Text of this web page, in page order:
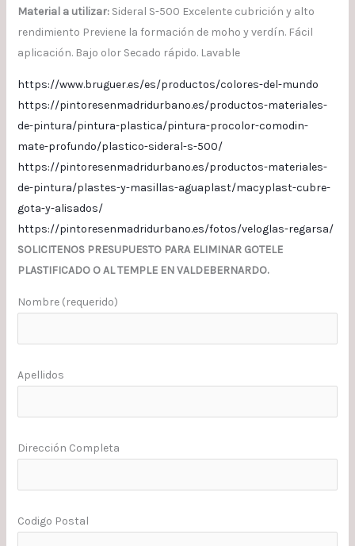
Material a utilizar:Sideral S-500 Excelente cubrición y alto
rendimiento Previene la formación de moho y verdín. Fácil
aplicación. Bajo olor Secado rápido. Lavable
https://www.bruguer.es/es/productos/colores-del-mundo
https://pintoresenmadridurbano.es/productos-materiales-
de-pintura/pintura-plastica/pintura-procolor-comodin-
mate-profundo/plastico-sideral-s-500/
https://pintoresenmadridurbano.es/productos-materiales-
de-pintura/plastes-y-masillas-aguaplast/macyplast-cubre-
gota-y-alisados/
https://pintoresenmadridurbano.es/fotos/veloglas-regarsa/
SOLICITENOS PRESUPUESTO PARA ELIMINAR GOTELE
PLASTIFICADO O AL TEMPLE EN VALDEBERNARDO.
Nombre (requerido)
Apellidos
Dirección Completa
Codigo Postal